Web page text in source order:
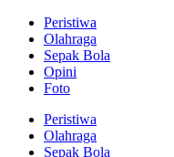
Peristiwa
Olahraga
Sepak Bola
Opini
Foto
Peristiwa
Olahraga
Sepak Bola